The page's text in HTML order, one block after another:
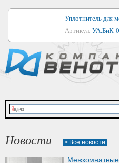
Уплотнитель для
Артикул: УА.БиК-
Уплотнитель для
Артикул:1044
Уплотнитель для
Артикул:УМ.БиК-
Уплотнитель
Новости > Все новости